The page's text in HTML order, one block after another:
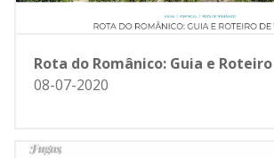
Rota do Românico: Guia e
08-07-2020